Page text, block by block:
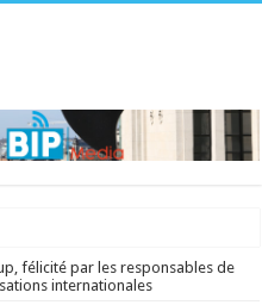
félicité par les responsables de
internationales